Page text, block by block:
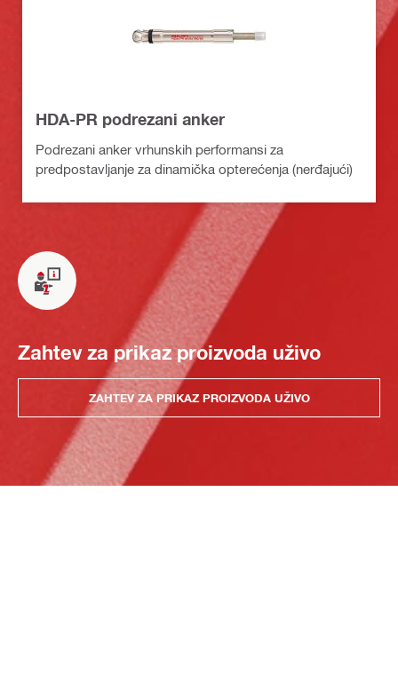
HDA-PR podrezani anker
Podrezani anker vrhunskih performansi za
predpostavljanje za dinamička opterećenja (nerđajući)
Zahtev za prikaz proizvoda uživo
ZAHTEV ZA PRIKAZ PROIZVODA UŽIVO